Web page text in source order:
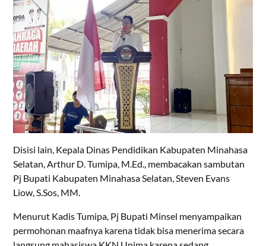
Disisi lain, Kepala Dinas Pendidikan Kabupaten Minahasa
Selatan, Arthur D. Tumipa, M.Ed., membacakan sambutan
Pj Bupati Kabupaten Minahasa Selatan, Steven Evans
Liow, S.Sos, MM.
Menurut Kadis Tumipa, Pj Bupati Minsel menyampaikan
permohonan maafnya karena tidak bisa menerima secara